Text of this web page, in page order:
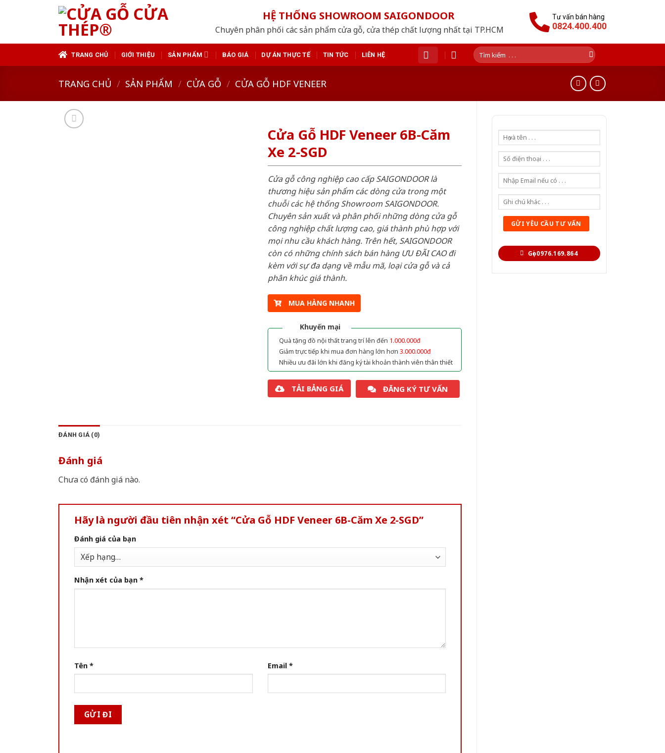
HỆ THỐNG SHOWROOM SAIGONDOOR
Chuyên phân phối các sản phẩm cửa gỗ, cửa thép chất lượng nhất tại TP.HCM
Tư vấn bán hàng
0824.400.400
TRANG CHỦ GIỚI THIỆU SẢN PHẨM BÁO GIÁ DỰ ÁN THỰC TẾ TIN TỨC LIÊN HỆ
Tìm
kiếm:
TRANG CHỦ / SẢN PHẨM / CỬA GỖ / CỬA GỖ HDF VENEER
Gọi 0976.169.864
Cửa Gỗ HDF Veneer 6B-Căm
Xe 2-SGD
Cửa gỗ công nghiệp cao cấp SAIGONDOOR là
thương hiệu sản phẩm các dòng cửa trong một
chuỗi các hệ thống Showroom SAIGONDOOR.
Chuyên sản xuất và phân phối những dòng cửa gỗ
công nghiệp chất lượng cao, giá thành phù hợp với
mọi nhu cầu khách hàng. Trên hết, SAIGONDOOR
còn có những chính sách bán hàng ƯU ĐÃI CAO đi
kèm với sự đa dạng về mẫu mã, loại cửa gỗ và cả
phân khúc giá thành.
MUA HÀNG NHANH
Khuyến mại
Quà tặng đồ nội thất trang trí lên đến 1.000.000đ
Giảm trực tiếp khi mua đơn hàng lớn hơn 3.000.000đ
Nhiều ưu đãi lớn khi đăng ký tài khoản thành viên thân thiết
TẢI BẢNG GIÁ ĐĂNG KÝ TƯ VẤN
ĐÁNH GIÁ (0)
Đánh giá
Chưa có đánh giá nào.
Hãy là người đầu tiên nhận xét “Cửa Gỗ HDF Veneer 6B-Căm Xe 2-SGD”
Đánh giá của bạn
Nhận xét của bạn *
Tên * Email *